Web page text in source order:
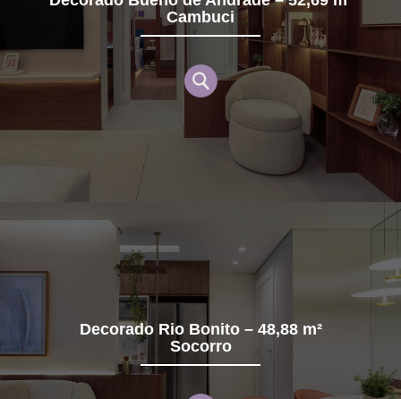
Cambuci
Decorado Rio Bonito – 48,88 m²
Socorro